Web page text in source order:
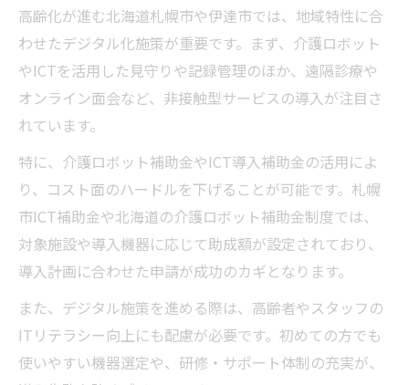
高齢化が進む北海道札幌市や伊達市では、地域特性に合
わせたデジタル化施策が重要です。まず、介護ロボット
やICTを活用した見守りや記録管理のほか、遠隔診療や
オンライン面会など、非接触型サービスの導入が注目さ
れています。
特に、介護ロボット補助金やICT導入補助金の活用によ
り、コスト面のハードルを下げることが可能です。札幌
市ICT補助金や北海道の介護ロボット補助金制度では、
対象施設や導入機器に応じて助成額が設定されており、
導入計画に合わせた申請が成功のカギとなります。
また、デジタル施策を進める際は、高齢者やスタッフの
ITリテラシー向上にも配慮が必要です。初めての方でも
使いやすい機器選定や、研修・サポート体制の充実が、